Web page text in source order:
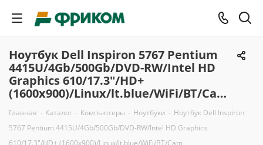
Ноутбук Dell Inspiron 5767 Pentium
4415U/4Gb/500Gb/DVD-RW/Intel HD
Graphics 610/17.3"/HD+
(1600x900)/Linux/lt.blue/WiFi/BT/Cam
Главная - Каталог - Компьютеры - Ноутбуки - Ноутбук Dell Inspiron
5767 Pentium 4415U/4Gb/500Gb/DVD-RW/Intel HD Graphics
610/17.3"/HD+ (1600x900)/Linux/lt.blue/WiFi/BT/Cam